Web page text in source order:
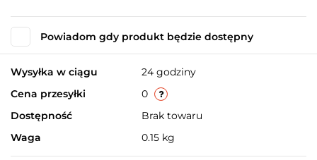
Powiadom gdy produkt będzie dostępny
Wysyłka w ciągu
24 godziny
Cena przesyłki
0
Dostępność
Brak towaru
Waga
0.15 kg